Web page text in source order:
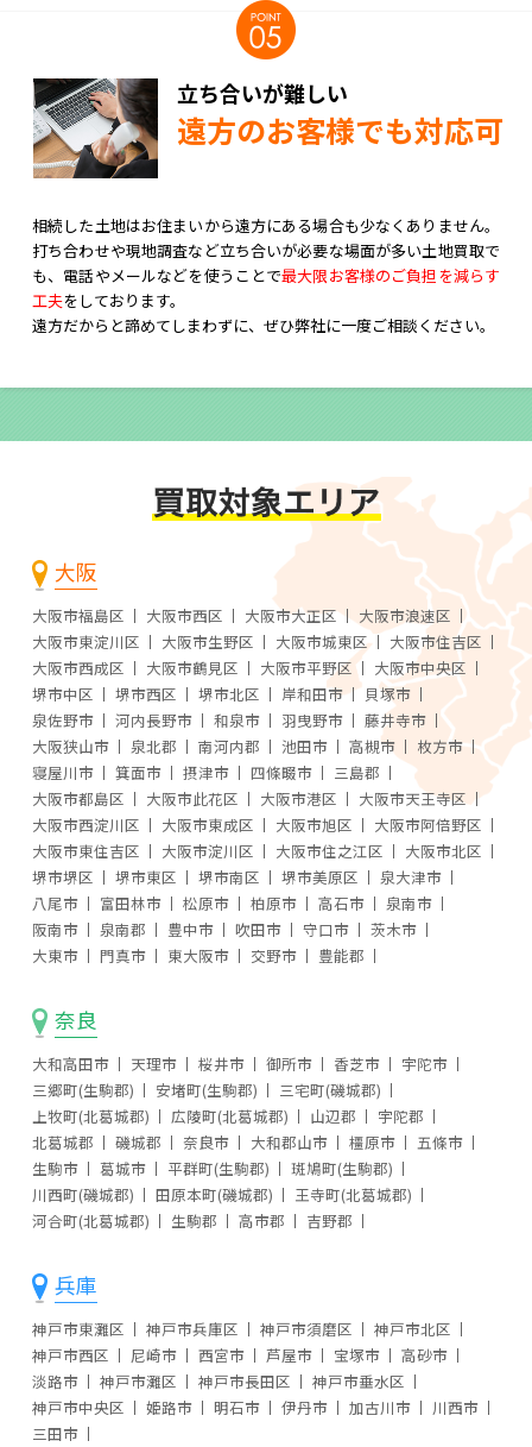
立ち合いが難しい
遠方のお客様でも対応可
相続した土地はお住まいから遠方にある場合も少なくありません。
打ち合わせや現地調査など立ち合いが必要な場面が多い土地買取で
も、電話やメールなどを使うことで最大限お客様のご負担を減らす
工夫をしております。
遠方だからと諦めてしまわずに、ぜひ弊社に一度ご相談ください。
大阪
大阪市福島区 大阪市西区 大阪市大正区
大阪市浪速区
大阪市東淀川区
大阪市生野区 大阪市城東区
大阪市住吉区
大阪市西成区
大阪市鶴見区 大阪市平野区
大阪市中央区
堺市中区
堺市西区 堺市北区 岸和田市
貝塚市
泉佐野市
河内長野市 和泉市 羽曳野市
藤井寺市
大阪狭山市
泉北郡 南河内郡 池田市 高槻市
枚方市
寝屋川市
箕面市 摂津市 四條畷市
三島郡
大阪市都島区
大阪市此花区 大阪市港区
大阪市天王寺区
大阪市西淀川区
大阪市東成区 大阪市旭区
大阪市阿倍野区
大阪市東住吉区
大阪市淀川区 大阪市住之江区
大阪市北区
堺市堺区
堺市東区 堺市南区 堺市美原区
泉大津市
八尾市
富田林市 松原市 柏原市 高石市
泉南市
阪南市
泉南郡 豊中市 吹田市 守口市
茨木市
大東市
門真市 東大阪市 交野市 豊能郡
奈良
大和高田市 天理市 桜井市 御所市 香芝市
宇陀市
三郷町(生駒郡)
安堵町(生駒郡)
三宅町(磯城郡)
上牧町(北葛城郡)
広陵町(北葛城郡) 山辺郡
宇陀郡
北葛城郡
磯城郡 奈良市 大和郡山市 橿原市
五條市
生駒市
葛城市 平群町(生駒郡)
斑鳩町(生駒郡)
川西町(磯城郡)
田原本町(磯城郡)
王寺町(北葛城郡)
河合町(北葛城郡)
生駒郡 高市郡 吉野郡
兵庫
神戸市東灘区 神戸市兵庫区 神戸市須磨区
神戸市北区
神戸市西区
尼崎市 西宮市 芦屋市 宝塚市
高砂市
淡路市
神戸市灘区 神戸市長田区
神戸市垂水区
神戸市中央区
姫路市 明石市 伊丹市 加古川市
川西市
三田市